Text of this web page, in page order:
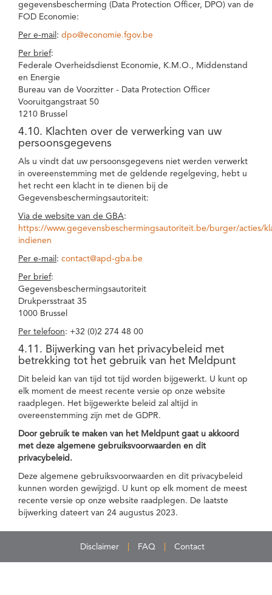
gegevensbescherming (Data Protection Officer, DPO) van de
FOD Economie:
Per e-mail : dpo@economie.fgov.be
Per brief:
Federale Overheidsdienst Economie, K.M.O., Middenstand
en Energie
Bureau van de Voorzitter - Data Protection Officer
Vooruitgangstraat 50
1210 Brussel
4.10. Klachten over de verwerking van uw
persoonsgegevens
Als u vindt dat uw persoonsgegevens niet werden verwerkt
in overeenstemming met de geldende regelgeving, hebt u
het recht een klacht in te dienen bij de
Gegevensbeschermingsautoriteit:
Via de website van de GBA:
https://www.gegevensbeschermingsautoriteit.be/burger/acties/
indienen
Per e-mail : contact@apd-gba.be
Per brief:
Gegevensbeschermingsautoriteit
Drukpersstraat 35
1000 Brussel
Per telefoon: +32 (0)2 274 48 00
4.11. Bijwerking van het privacybeleid met
betrekking tot het gebruik van het Meldpunt
Dit beleid kan van tijd tot tijd worden bijgewerkt. U kunt op
elk moment de meest recente versie op onze website
raadplegen. Het bijgewerkte beleid zal altijd in
overeenstemming zijn met de GDPR.
Door gebruik te maken van het Meldpunt gaat u akkoord
met deze algemene gebruiksvoorwaarden en dit
privacybeleid.
Deze algemene gebruiksvoorwaarden en dit privacybeleid
kunnen worden gewijzigd. U kunt op elk moment de meest
recente versie op onze website raadplegen. De laatste
bijwerking dateert van 24 augustus 2023.
Disclaimer FAQ Contact